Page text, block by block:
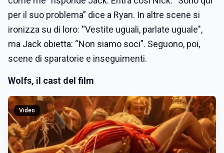
per il suo problema” dice a Ryan. In altre scene si
ironizza su di loro: “Vestite uguali, parlate uguale",
ma Jack obietta: “Non siamo soci”. Seguono, poi,
scene di sparatorie e inseguimenti.
Wolfs, il cast del film
Video